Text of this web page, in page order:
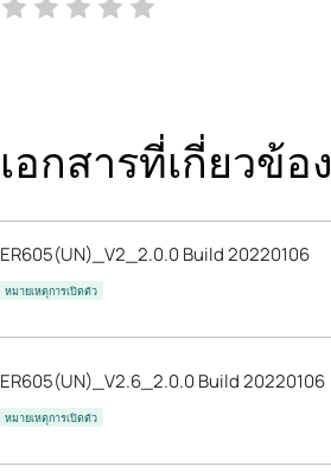
เอกสารที่เกี่ยวข้อง
ER605(UN)_V2_2.0.0 Build 20220106
หมายเหตุการเปิดตัว
ER605(UN)_V2.6_2.0.0 Build 20220106
หมายเหตุการเปิดตัว